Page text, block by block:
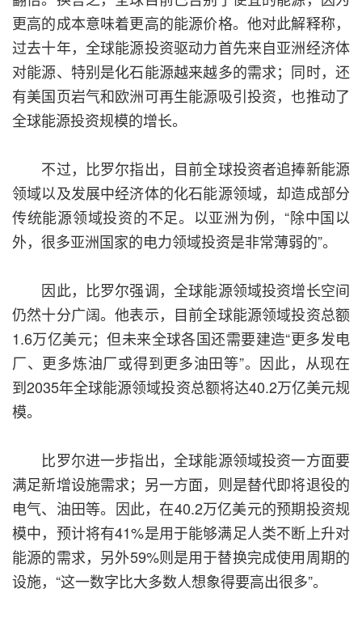
更高的成本意味着更高的能源价格。他对此解释称，
过去十年，全球能源投资驱动力首先来自亚洲经济体
对能源、特别是化石能源越来越多的需求；同时，还
有美国页岩气和欧洲可再生能源吸引投资，也推动了
全球能源投资规模的增长。
不过，比罗尔指出，目前全球投资者追捧新能源
领域以及发展中经济体的化石能源领域，却造成部分
传统能源领域投资的不足。以亚洲为例，“除中国以
外，很多亚洲国家的电力领域投资是非常薄弱的”。
因此，比罗尔强调，全球能源领域投资增长空间
仍然十分广阔。他表示，目前全球能源领域投资总额
1.6万亿美元；但未来全球各国还需要建造“更多发电
厂、更多炼油厂或得到更多油田等”。因此，从现在
到2035年全球能源领域投资总额将达40.2万亿美元规
模。
比罗尔进一步指出，全球能源领域投资一方面要
满足新增设施需求；另一方面，则是替代即将退役的
电气、油田等。因此，在40.2万亿美元的预期投资规
模中，预计将有41%是用于能够满足人类不断上升对
能源的需求，另外59%则是用于替换完成使用周期的
设施，“这一数字比大多数人想象得要高出很多”。